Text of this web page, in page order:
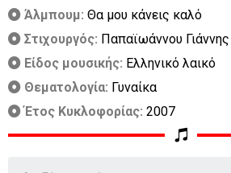
Άλμπουμ: Θα μου κάνεις καλό
Στιχουργός: Παπαϊωάννου Γιάννης
Είδος μουσικής: Ελληνικό λαικό
Θεματολογία: Γυναίκα
Έτος Κυκλοφορίας: 2007